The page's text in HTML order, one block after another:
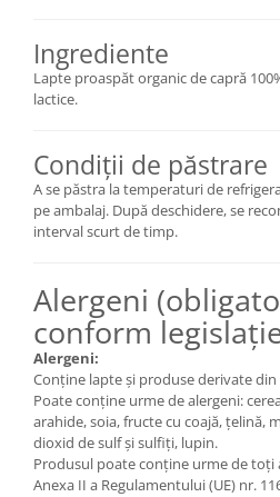
Ingrediente
Lapte proaspăt organic de capră
lactice.
Condiții de păstrare
A se păstra la temperaturi de
pe ambalaj. După deschidere, se
interval scurt de timp.
Alergeni
conform
Alergeni:
Conține lapte și produse derivate din
Poate conține urme de alergeni:
arahide, soia, fructe cu coajă, țelină,
dioxid de sulf și sulfiți, lupin.
Produsul poate conține urme de toți
Anexa II a Regulamentului (UE) nr.